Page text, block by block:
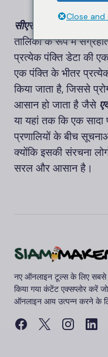
सीएसवी (अल्पविराम से
तालिका के रूप में
प्रत्येक पंक्ति डेटा की
एक पंक्ति के भीतर
किया जाता है, जिससे
आसान हो जाता है जैसे
या यहां तक कि एक सादा
प्रणालियों के बीच
क्योंकि इसकी संरचना
सरल और आसान है।
नए ऑनलाइन टूल्स के लिए सबसे
किया गया कंटेंट एक्सप्लोर करें
ऑनलाइन आय उत्पन्न करने के
Close